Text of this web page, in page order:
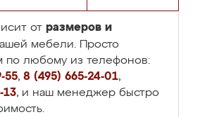
от размеров и
мебели. Просто
по любому из телефонов:
55, 8 (495) 665-24-01,
13, и наш менеджер быстро